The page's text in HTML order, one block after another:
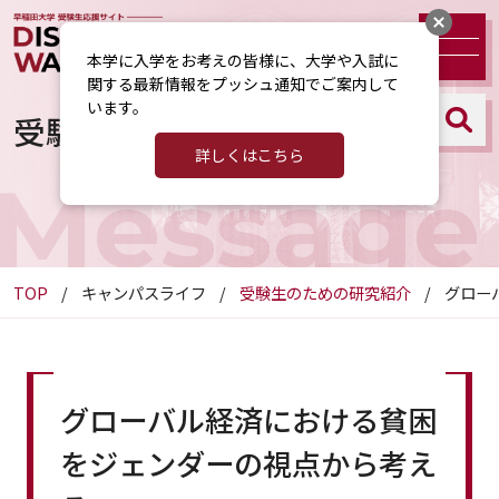
受験生のための研究紹介
TOP キャンパスライフ 受験生のための研究紹介 グロー
グローバル経済における貧困
をジェンダーの視点から考え
本学に入学をお考えの皆様に、大学や入試に
関する最新情報をプッシュ通知でご案内して
います。
詳しくはこちら